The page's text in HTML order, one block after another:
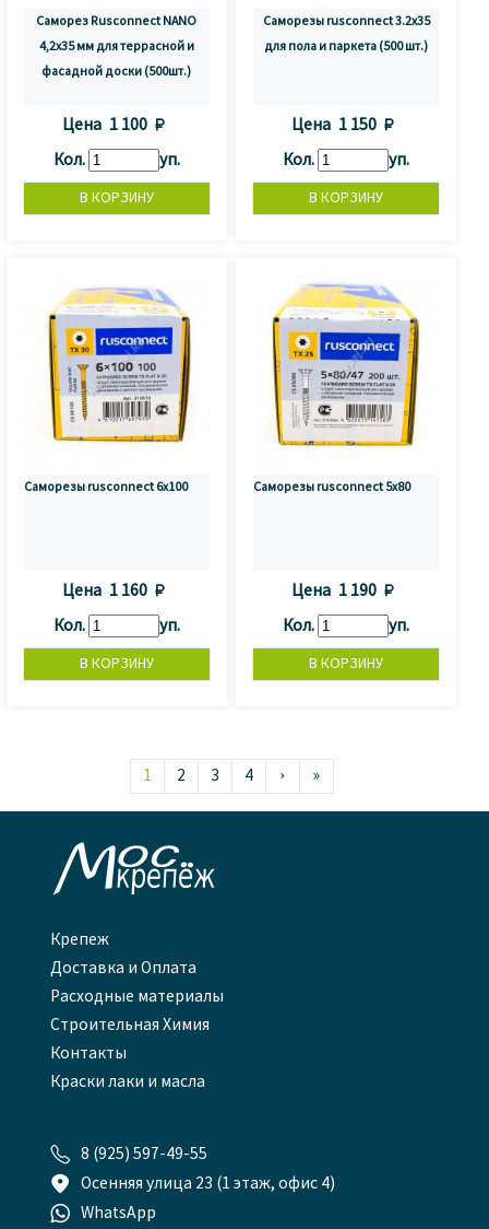
Саморез Rusconnect NANO
4,2х35 мм для террасной и
фасадной доски (500шт.)
Цена 1 100 
Кол.
уп.
Саморезы rusconnect 3.2x35
для пола и паркета (500 шт.)
Цена 1 150 
Кол.
уп.
Саморезы rusconnect 6x100
Цена 1 160 
Кол.
уп.
Саморезы rusconnect 5x80
Цена 1 190 
Кол.
уп.
1 2 3 4 › »

Крепеж
Доставка и Оплата
Расходные материалы
Строительная Химия
Контакты
Краски лаки и масла
 8 (925) 597-49-55
 Осенняя улица 23 (1 этаж, офис 4)
 WhatsApp